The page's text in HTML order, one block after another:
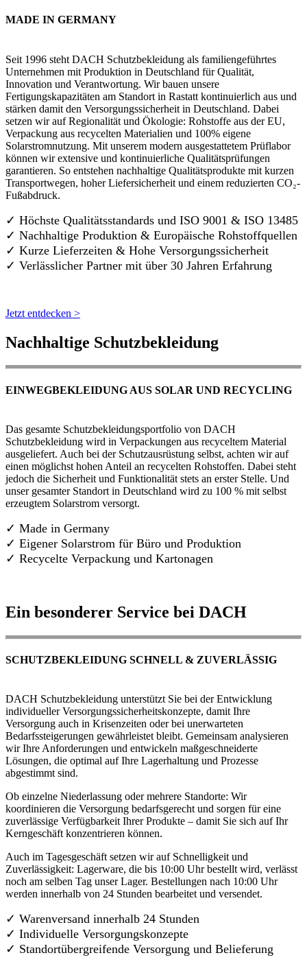
MADE IN GERMANY
Seit 1996 steht DACH Schutzbekleidung als familiengeführtes
Unternehmen mit Produktion in Deutschland für Qualität,
Innovation und Verantwortung. Wir bauen unsere
Fertigungskapazitäten am Standort in Rastatt kontinuierlich aus und
stärken damit den Versorgungssicherheit in Deutschland. Dabei
setzen wir auf Regionalität und Ökologie: Rohstoffe aus der EU,
Verpackung aus recycelten Materialien und 100% eigene
Solarstromnutzung. Mit unserem modern ausgestattetem Prüflabor
können wir extensive und kontinuierliche Qualitätsprüfungen
garantieren. So entstehen nachhaltige Qualitätsprodukte mit kurzen
Transportwegen, hoher Liefersicherheit und einem reduzierten CO₂-
Fußabdruck.
✓ Höchste Qualitätsstandards und ISO 9001 & ISO 13485
✓ Nachhaltige Produktion & Europäische Rohstoffquellen
✓ Kurze Lieferzeiten & Hohe Versorgungssicherheit
✓ Verlässlicher Partner mit über 30 Jahren Erfahrung
Jetzt entdecken >
Nachhaltige Schutzbekleidung
EINWEGBEKLEIDUNG AUS SOLAR UND RECYCLING
Das gesamte Schutzbekleidungsportfolio von DACH
Schutzbekleidung wird in Verpackungen aus recyceltem Material
ausgeliefert. Auch bei der Schutzausrüstung selbst, achten wir auf
einen möglichst hohen Anteil an recycelten Rohstoffen. Dabei steht
jedoch die Sicherheit und Funktionalität stets an erster Stelle. Und
unser gesamter Standort in Deutschland wird zu 100 % mit selbst
erzeugtem Solarstrom versorgt.
✓ Made in Germany
✓ Eigener Solarstrom für Büro und Produktion
✓ Recycelte Verpackung und Kartonagen
Ein besonderer Service bei DACH
SCHUTZBEKLEIDUNG SCHNELL & ZUVERLÄSSIG
DACH Schutzbekleidung unterstützt Sie bei der Entwicklung
individueller Versorgungssicherheitskonzepte, damit Ihre
Versorgung auch in Krisenzeiten oder bei unerwarteten
Bedarfssteigerungen gewährleistet bleibt. Gemeinsam analysieren
wir Ihre Anforderungen und entwickeln maßgeschneiderte
Lösungen, die optimal auf Ihre Lagerhaltung und Prozesse
abgestimmt sind.
Ob einzelne Niederlassung oder mehrere Standorte: Wir
koordinieren die Versorgung bedarfsgerecht und sorgen für eine
zuverlässige Verfügbarkeit Ihrer Produkte – damit Sie sich auf Ihr
Kerngeschäft konzentrieren können.
Auch im Tagesgeschäft setzen wir auf Schnelligkeit und
Zuverlässigkeit: Lagerware, die bis 10:00 Uhr bestellt wird, verlässt
noch am selben Tag unser Lager. Bestellungen nach 10:00 Uhr
werden innerhalb von 24 Stunden bearbeitet und versendet.
✓ Warenversand innerhalb 24 Stunden
✓ Individuelle Versorgungskonzepte
✓ Standortübergreifende Versorgung und Belieferung